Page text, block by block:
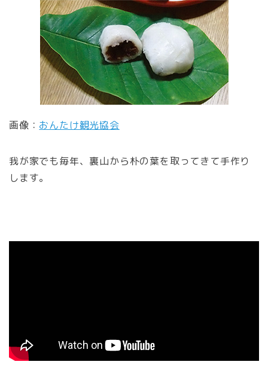
画像： おんたけ観光協会
我が家でも毎年、裏山から朴の葉を取ってきて手作り
します。